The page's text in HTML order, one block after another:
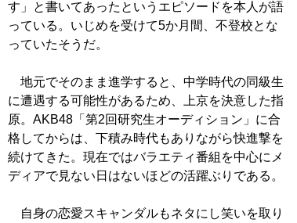
す」と書いてあったというエピソードを本人が語
っている。いじめを受けて5か月間、不登校とな
っていたそうだ。
地元でそのまま進学すると、中学時代の同級生
に遭遇する可能性があるため、上京を決意した指
原。AKB48「第2回研究生オーディション」に合
格してからは、下積み時代もありながら快進撃を
続けてきた。現在ではバラエティ番組を中心にメ
ディアで見ない日はないほどの活躍ぶりである。
自身の恋愛スキャンダルもネタにし笑いを取り